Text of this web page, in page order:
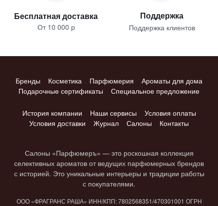
Бесплатная доставка
От 10 000 р
Поддержка
Поддержка клиентов
Бренды Косметика Парфюмерия
Ароматы для дома
Подарочные сертификаты
Специальное предложение
История компании Наши сервисы
Условия оплаты
Условия доставки
Журнал Салоны Контакты
Салоны «Парфюмеръ» — это роскошная коллекция
селективных ароматов от ведущих парфюмерных брендов
с историей. Это уникальные интерьеры и традиции работы
с покупателями.
ООО «ФРАГРАНС РАША» ИНН/КПП: 7802​568351/4703​01001 ОГРН